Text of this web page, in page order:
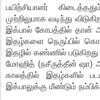
பயிற்சியாளர்
முற்றிலுமாக வடிந்து
இக்பால் கோபத்தில் தான்
இதழ்களை நெருப்பில்
இதழில் கண்ணில்
மோஹித் (நசீருத்தீன் ஷா)
காலத்தில் இதழ்களில்
இக்பாலுக்கு மீண்டும்